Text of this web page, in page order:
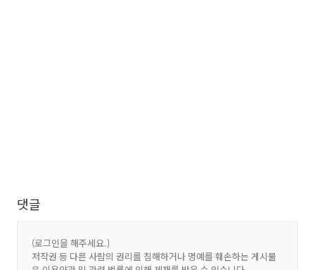
댓글